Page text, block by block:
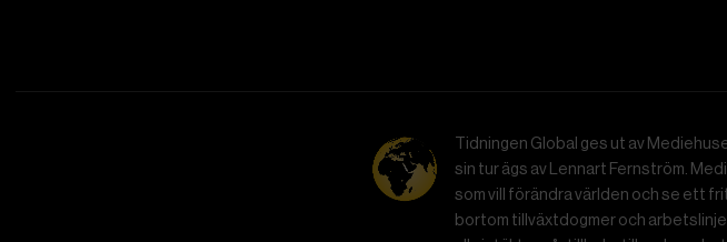
Tidningen Global ges ut av
sin tur ägs av Lennart Fernström.
som vill förändra världen och se ett
bortom tillväxtdogmer och